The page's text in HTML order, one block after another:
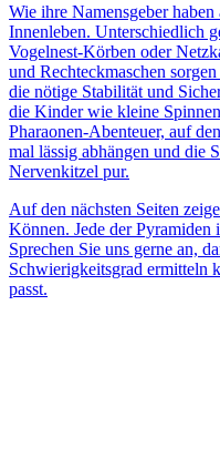
Wie ihre Namensgeber
Innenleben. Unterschiedlich
Vogelnest-Körben oder
und Rechteckmaschen
die nötige Stabilität und
die Kinder wie kleine
Pharaonen-Abenteuer, auf
mal lässig abhängen und die
Nervenkitzel pur.
Auf den nächsten Seiten
Können. Jede der
Sprechen Sie uns gerne an,
Schwierigkeitsgrad ermitteln
passt.